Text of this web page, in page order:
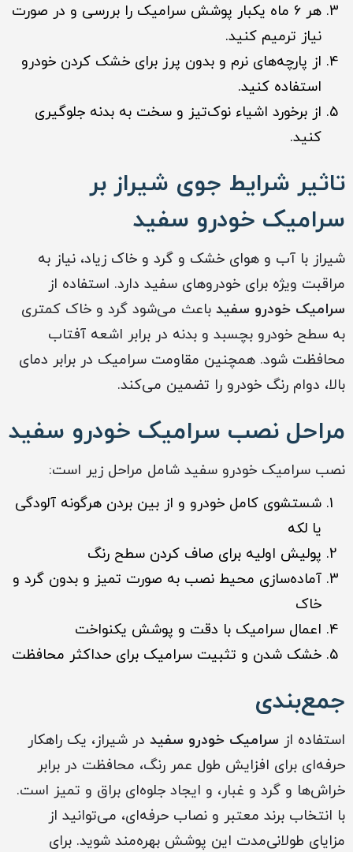
هر ۶ ماه یکبار پوشش سرامیک را بررسی و در صورت
نیاز ترمیم کنید.
از پارچه‌های نرم و بدون پرز برای خشک کردن خودرو
استفاده کنید.
از برخورد اشیاء نوک‌تیز و سخت به بدنه جلوگیری
کنید.
تاثیر شرایط جوی شیراز بر
سرامیک خودرو سفید
شیراز با آب و هوای خشک و گرد و خاک زیاد، نیاز به
مراقبت ویژه برای خودروهای سفید دارد. استفاده از
سرامیک خودرو سفید باعث می‌شود گرد و خاک کمتری
به سطح خودرو بچسبد و بدنه در برابر اشعه آفتاب
محافظت شود. همچنین مقاومت سرامیک در برابر دمای
بالا، دوام رنگ خودرو را تضمین می‌کند.
مراحل نصب سرامیک خودرو سفید
نصب سرامیک خودرو سفید شامل مراحل زیر است:
شستشوی کامل خودرو و از بین بردن هرگونه آلودگی
یا لکه
پولیش اولیه برای صاف کردن سطح رنگ
آماده‌سازی محیط نصب به صورت تمیز و بدون گرد و
خاک
اعمال سرامیک با دقت و پوشش یکنواخت
خشک شدن و تثبیت سرامیک برای حداکثر محافظت
جمع‌بندی
استفاده از سرامیک خودرو سفید در شیراز، یک راهکار
حرفه‌ای برای افزایش طول عمر رنگ، محافظت در برابر
خراش‌ها و گرد و غبار، و ایجاد جلوه‌ای براق و تمیز است.
با انتخاب برند معتبر و نصاب حرفه‌ای، می‌توانید از
مزایای طولانی‌مدت این پوشش بهره‌مند شوید. برای